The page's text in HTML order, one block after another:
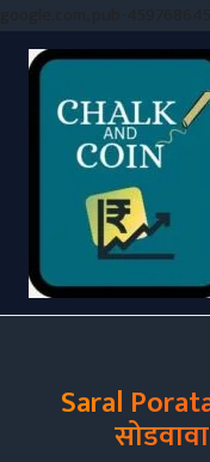
Saral